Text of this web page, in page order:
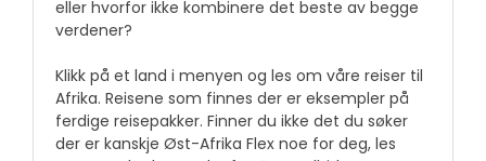
eller hvorfor ikke kombinere det beste av begge
verdener?
Klikk på et land i menyen og les om våre reiser til
Afrika. Reisene som finnes der er eksempler på
ferdige reisepakker. Finner du ikke det du søker
der er kanskje Øst-Afrika Flex noe for deg, les